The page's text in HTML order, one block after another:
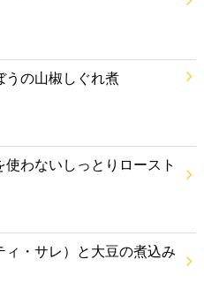
うの山椒しぐれ煮
使わないしっとりロースト
ィ・サレ）と大豆の煮込み